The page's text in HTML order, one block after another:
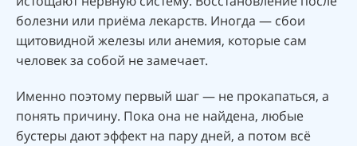
болезни или приёма лекарств. Иногда — сбои
щитовидной железы или анемия, которые сам
человек за собой не замечает.
Именно поэтому первый шаг — не прокапаться, а
понять причину. Пока она не найдена, любые
бустеры дают эффект на пару дней, а потом всё